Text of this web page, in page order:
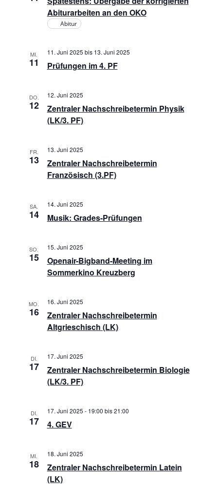
Abiturarbeiten an den OKO
Abitur
MI.
11 Prüfungen im 4. PF
11. Juni 2025 bis 13. Juni 2025
DO.
12
Zentraler Nachschreibetermin Physik
(LK/3. PF)
12. Juni 2025
FR.
13
Zentraler Nachschreibetermin
Französisch (3.PF)
13. Juni 2025
SA.
14 Musik: Grades-Prüfungen
14. Juni 2025
SO.
15
Openair-Bigband-Meeting im
Sommerkino Kreuzberg
15. Juni 2025
MO.
16
Zentraler Nachschreibetermin
Altgrieschisch (LK)
16. Juni 2025
DI.
17
Zentraler Nachschreibetermin Biologie
(LK/3. PF)
17. Juni 2025
DI.
17 4. GEV
17. Juni 2025 - 19:00 bis21:00
MI.
18
Zentraler Nachschreibetermin Latein
(LK)
18. Juni 2025